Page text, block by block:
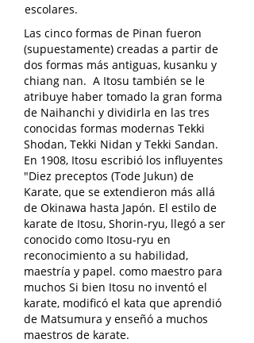
escolares.
Las cinco formas de Pinan fueron
(supuestamente) creadas a partir de
dos formas más antiguas, kusanku y
chiang nan. A Itosu también se le
atribuye haber tomado la gran forma
de Naihanchi y dividirla en las tres
conocidas formas modernas Tekki
Shodan, Tekki Nidan y Tekki Sandan.
En 1908, Itosu escribió los influyentes
"Diez preceptos (Tode Jukun) de
Karate, que se extendieron más allá
de Okinawa hasta Japón. El estilo de
karate de Itosu, Shorin-ryu, llegó a ser
conocido como Itosu-ryu en
reconocimiento a su habilidad,
maestría y papel. como maestro para
muchos Si bien Itosu no inventó el
karate, modificó el kata que aprendió
de Matsumura y enseñó a muchos
maestros de karate.